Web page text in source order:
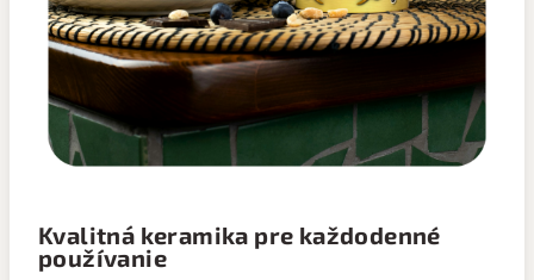
Kvalitná keramika pre každodenné
používanie